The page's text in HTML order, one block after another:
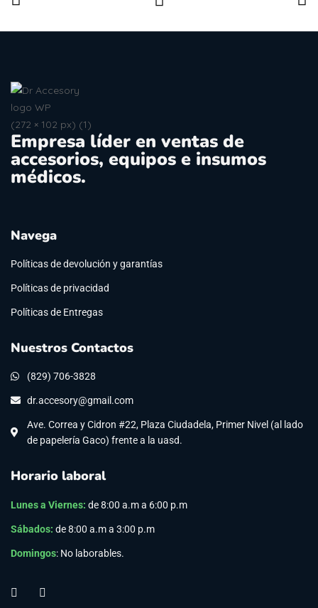
Empresa líder en ventas de
accesorios, equipos e insumos
médicos.
Navega
Políticas de devolución y garantías
Políticas de privacidad
Políticas de Entregas
Nuestros Contactos
(829) 706-3828
dr.accesory@gmail.com
Ave. Correa y Cidron #22, Plaza Ciudadela, Primer Nivel (al lado
de papelería Gaco) frente a la uasd.
Horario laboral
Lunes a Viernes: de 8:00 a.m a 6:00 p.m
Sábados: de 8:00 a.m a 3:00 p.m
Domingos: No laborables.